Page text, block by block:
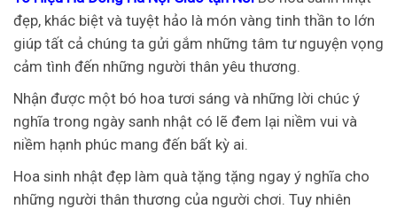
đẹp, khác biệt và tuyệt hảo là món vàng tinh thần to lớn
giúp tất cả chúng ta gửi gắm những tâm tư nguyện vọng
cảm tình đến những người thân yêu thương.
Nhận được một bó hoa tươi sáng và những lời chúc ý
nghĩa trong ngày sanh nhật có lẽ đem lại niềm vui và
niềm hạnh phúc mang đến bất kỳ ai.
Hoa sinh nhật đẹp làm quà tặng tặng ngay ý nghĩa cho
những người thân thương của người chơi. Tuy nhiên